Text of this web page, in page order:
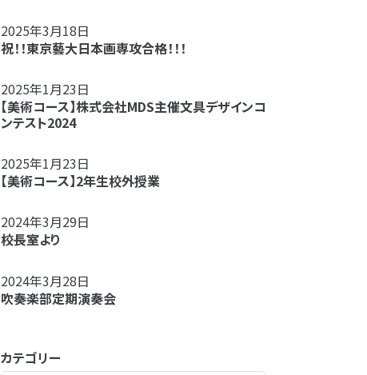
2025年3月18日
祝！！東京藝大日本画専攻合格！！！
2025年1月23日
【美術コース】株式会社MDS主催文具デザインコ
ンテスト2024
2025年1月23日
【美術コース】2年生校外授業
2024年3月29日
校長室より
2024年3月28日
吹奏楽部定期演奏会
カテゴリー